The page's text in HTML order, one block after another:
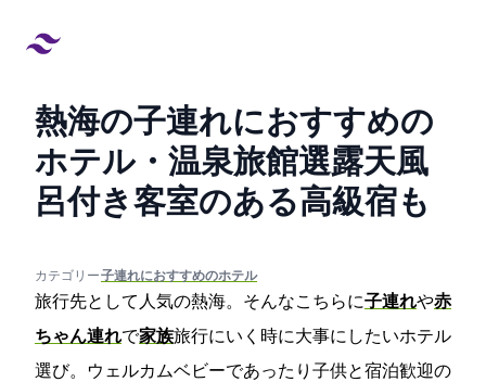
熱海の子連れにおすすめの
ホテル・温泉旅館19選!露天風
呂付き客室のある高級宿も
カテゴリー:#子連れにおすすめのホテル
旅行先として人気の熱海。そんなこちらに子連れや赤
ちゃん連れで家族旅行にいく時に大事にしたいホテル
選び。ウェルカムベビーであったり子供と宿泊歓迎の